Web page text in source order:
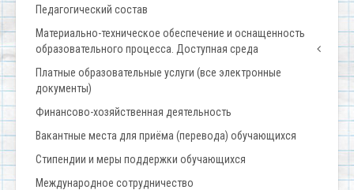
Педагогический состав
Материально-техническое обеспечение и оснащенность
образовательного процесса. Доступная среда
Платные образовательные услуги (все электронные
документы)
Финансово-хозяйственная деятельность
Вакантные места для приёма (перевода) обучающихся
Стипендии и меры поддержки обучающихся
Международное сотрудничество